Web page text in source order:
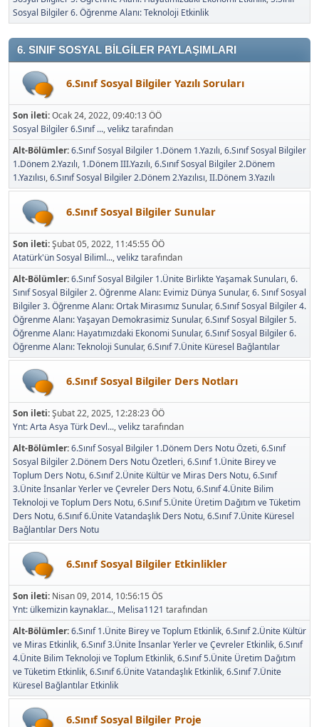
Sosyal Bilgiler 6. Öğrenme Alanı: Teknoloji Etkinlik
6. SINIF SOSYAL BİLGİLER PAYLAŞIMLARI
6.Sınıf Sosyal Bilgiler Yazılı Soruları
Son ileti:Ocak 24, 2022, 09:40:13 ÖÖ
Sosyal Bilgiler 6.Sınıf ...,velikztarafından
Alt-Bölümler 6.Sınıf Sosyal Bilgiler 1.Dönem 1.Yazılı 6.Sınıf Sosyal Bilgiler
1.Dönem 2.Yazılı 1.Dönem III.Yazılı 6.Sınıf Sosyal Bilgiler 2.Dönem
1.Yazılısı 6.Sınıf Sosyal Bilgiler 2.Dönem 2.Yazılısı II.Dönem 3.Yazılı
6.Sınıf Sosyal Bilgiler Sunular
Son ileti:Şubat 05, 2022, 11:45:55 ÖÖ
Atatürk'ün Sosyal Biliml...,velikztarafından
Alt-Bölümler 6.Sınıf Sosyal Bilgiler 1.Ünite Birlikte Yaşamak Sunuları 6.
Sınıf Sosyal Bilgiler 2. Öğrenme Alanı: Evimiz Dünya Sunular 6. Sınıf Sosyal
Bilgiler 3. Öğrenme Alanı: Ortak Mirasımız Sunular 6.Sınıf Sosyal Bilgiler 4.
Öğrenme Alanı: Yaşayan Demokrasimiz Sunular 6.Sınıf Sosyal Bilgiler 5.
Öğrenme Alanı: Hayatımızdaki Ekonomi Sunular 6.Sınıf Sosyal Bilgiler 6.
Öğrenme Alanı: Teknoloji Sunular 6.Sınıf 7.Ünite Küresel Bağlantılar
6.Sınıf Sosyal Bilgiler Ders Notları
Son ileti:Şubat 22, 2025, 12:28:23 ÖÖ
Ynt: Arta Asya Türk Devl...,velikztarafından
Alt-Bölümler 6.Sınıf Sosyal Bilgiler 1.Dönem Ders Notu Özeti 6.Sınıf
Sosyal Bilgiler 2.Dönem Ders Notu Özetleri 6.Sınıf 1.Ünite Birey ve
Toplum Ders Notu 6.Sınıf 2.Ünite Kültür ve Miras Ders Notu 6.Sınıf
3.Ünite İnsanlar Yerler ve Çevreler Ders Notu 6.Sınıf 4.Ünite Bilim
Teknoloji ve Toplum Ders Notu 6.Sınıf 5.Ünite Üretim Dağıtım ve Tüketim
Ders Notu 6.Sınıf 6.Ünite Vatandaşlık Ders Notu 6.Sınıf 7.Ünite Küresel
Bağlantılar Ders Notu
6.Sınıf Sosyal Bilgiler Etkinlikler
Son ileti: Nisan 09, 2014, 10:56:15 ÖS
Ynt: ülkemizin kaynaklar..., Melisa1121 tarafından
Alt-Bölümler 6.Sınıf 1.Ünite Birey ve Toplum Etkinlik 6.Sınıf 2.Ünite Kültür
ve Miras Etkinlik 6.Sınıf 3.Ünite İnsanlar Yerler ve Çevreler Etkinlik 6.Sınıf
4.Ünite Bilim Teknoloji ve Toplum Etkinlik 6.Sınıf 5.Ünite Üretim Dağıtım
ve Tüketim Etkinlik 6.Sınıf 6.Ünite Vatandaşlık Etkinlik 6.Sınıf 7.Ünite
Küresel Bağlantılar Etkinlik
6.Sınıf Sosyal Bilgiler Proje